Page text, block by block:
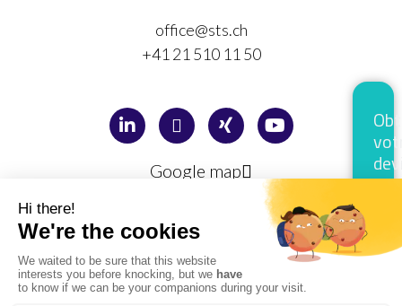
office@sts.ch
+41 21 510 11 50
Google map
Legal information